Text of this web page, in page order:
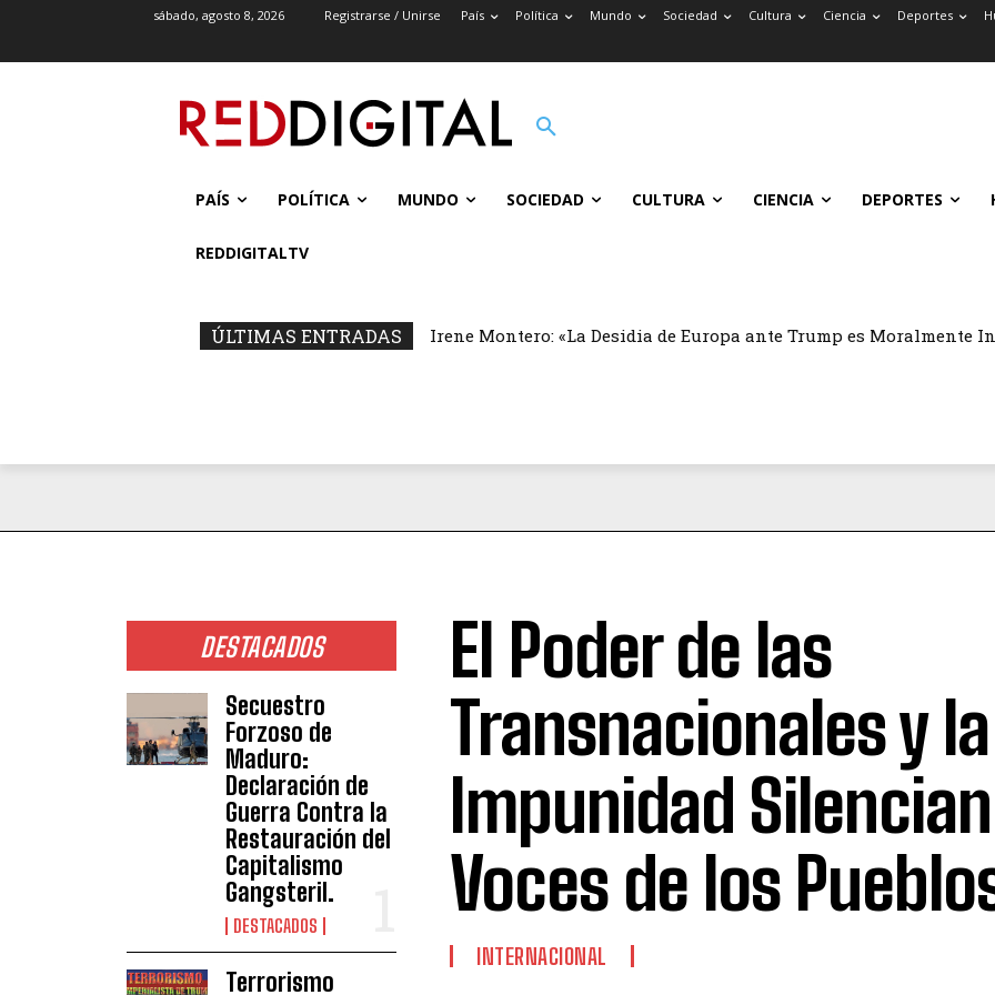
sábado, agosto 8, 2026 Registrarse / Unirse País Política Mundo Sociedad Cultura Ciencia Deportes
PAÍS POLÍTICA MUNDO SOCIEDAD CULTURA CIENCIA DEPORTES
REDDIGITALTV
ÚLTIMAS ENTRADAS Irene Montero: «La Desidia de Europa ante Trump es Moralmente
DESTACADOS
Secuestro
Forzoso de
Maduro:
Declaración de
Guerra Contra la
Restauración del
Capitalismo
Gangsteril.
DESTACADOS
Terrorismo
El Poder de las
Transnacionales y la
Impunidad
Voces de los
INTERNACIONAL